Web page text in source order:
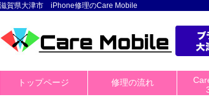
滋賀県大津市 iPhone修理のCare Mobile
トップページ 修理の流れ